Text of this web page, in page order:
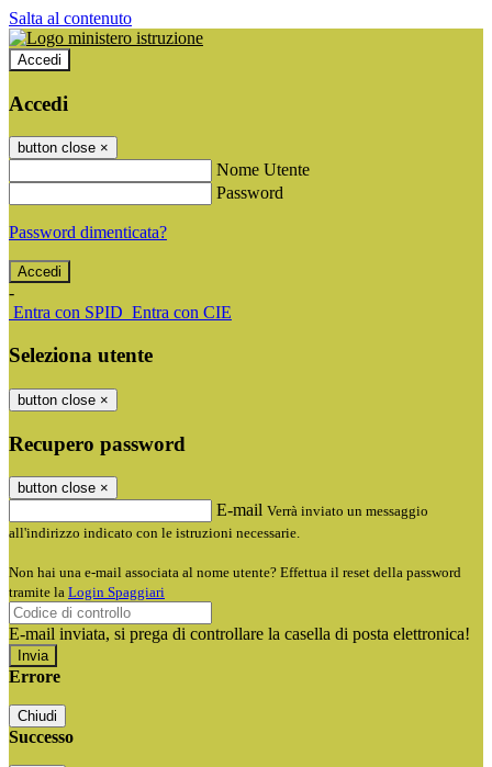
Salta al contenuto
Accedi
Accedi
button close ×
Nome Utente
Password
Password dimenticata?
-
Entra con SPID Entra con CIE
Seleziona utente
button close ×
Recupero password
button close ×
E-mail Verrà inviato un messaggio
all'indirizzo indicato con le istruzioni necessarie.
Non hai una e-mail associata al nome utente? Effettua il reset della password
tramite la Login Spaggiari
E-mail inviata, si prega di controllare la casella di posta elettronica!
Errore
Chiudi
Successo